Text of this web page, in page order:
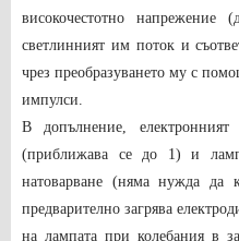
високочестотно
светлинният им поток и
чрез преобразуването му с
импулси.
В допълнение,
(приближава се до 1) и
натоварване (няма нужда да
предварително загрява
на лампата при колебания в